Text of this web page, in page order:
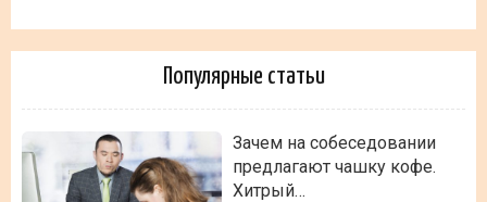
Популярные статьи
Зачем на собеседовании
предлагают чашку кофе.
Хитрый…